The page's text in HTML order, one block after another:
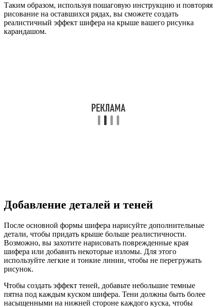
Таким образом, используя пошаговую инструкцию и повторяя
рисование на оставшихся рядах, вы сможете создать
реалистичный эффект шифера на крыше вашего рисунка
карандашом.
Добавление деталей и теней
После основной формы шифера нарисуйте дополнительные
детали, чтобы придать крыше больше реалистичности.
Возможно, вы захотите нарисовать поврежденные края
шифера или добавить некоторые изломы. Для этого
используйте легкие и тонкие линии, чтобы не перегружать
рисунок.
Чтобы создать эффект теней, добавьте небольшие темные
пятна под каждым куском шифера. Тени должны быть более
насыщенными на нижней стороне каждого куска, чтобы